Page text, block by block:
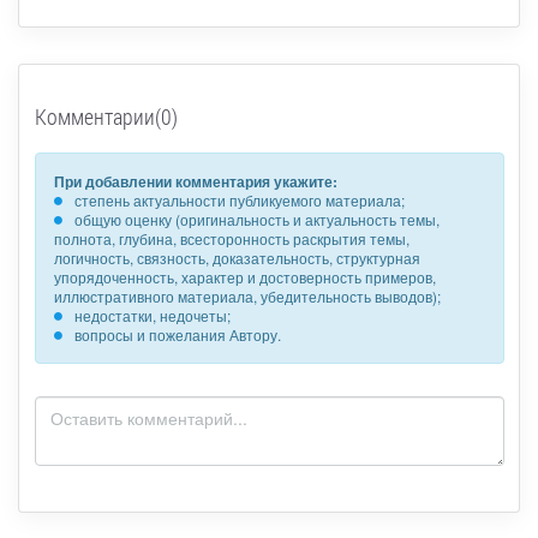
Комментарии(0)
При добавлении комментария укажите:
степень актуальности публикуемого материала;
общую оценку (оригинальность и актуальность темы,
полнота, глубина, всесторонность раскрытия темы,
логичность, связность, доказательность, структурная
упорядоченность, характер и достоверность примеров,
иллюстративного материала, убедительность выводов);
недостатки, недочеты;
вопросы и пожелания Автору.